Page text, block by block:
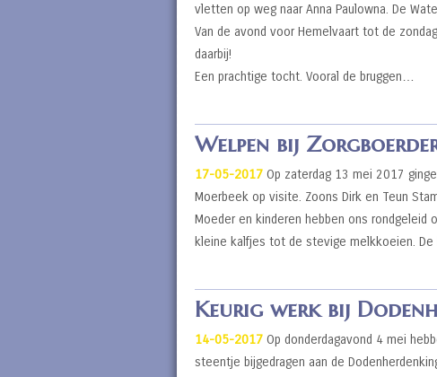
vletten op weg naar Anna Paulowna. De
Van de avond voor Hemelvaart tot de
daarbij!
Een prachtige tocht. Vooral de bruggen…
Welpen bij
17-05-2017 Op zaterdag 13 mei 2017
Moerbeek op visite. Zoons Dirk en Teun
Moeder en kinderen hebben ons rondgeleid
kleine kalfjes tot de stevige melkkoeien.
Keurig werk bij
14-05-2017 Op donderdagavond 4 mei
steentje bijgedragen aan de